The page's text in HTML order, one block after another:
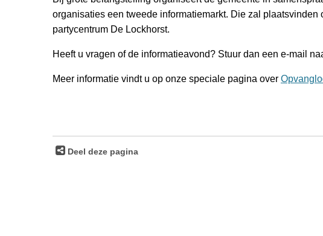
organisaties een tweede informatiemarkt. Die zal
partycentrum De Lockhorst.
Heeft u vragen of de informatieavond? Stuur dan een e-mail
Meer informatie vindt u op onze speciale pagina over
Deel deze pagina